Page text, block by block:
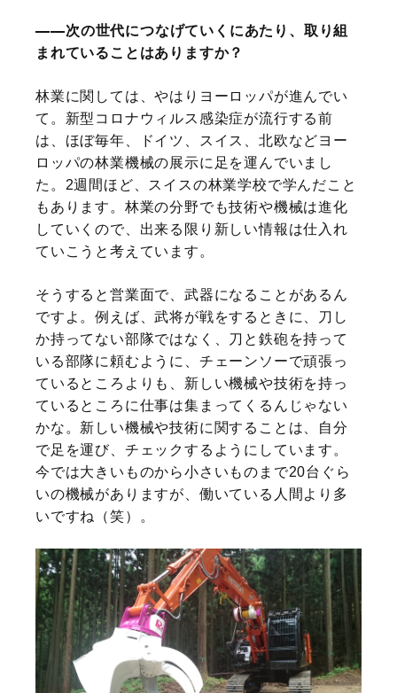
次の世代につなげていくにあたり、取り組
まれていることはありますか？
林業に関しては、やはりヨーロッパが進んでい
て。新型コロナウィルス感染症が流行する前
は、ほぼ毎年、ドイツ、スイス、北欧などヨー
ロッパの林業機械の展示に足を運んでいまし
た。2週間ほど、スイスの林業学校で学んだこと
もあります。林業の分野でも技術や機械は進化
していくので、出来る限り新しい情報は仕入れ
ていこうと考えています。
そうすると営業面で、武器になることがあるん
ですよ。例えば、武将が戦をするときに、刀し
か持ってない部隊ではなく、刀と鉄砲を持って
いる部隊に頼むように、チェーンソーで頑張っ
ているところよりも、新しい機械や技術を持っ
ているところに仕事は集まってくるんじゃない
かな。新しい機械や技術に関することは、自分
で足を運び、チェックするようにしています。
今では大きいものから小さいものまで20台ぐら
いの機械がありますが、働いている人間より多
いですね（笑）。